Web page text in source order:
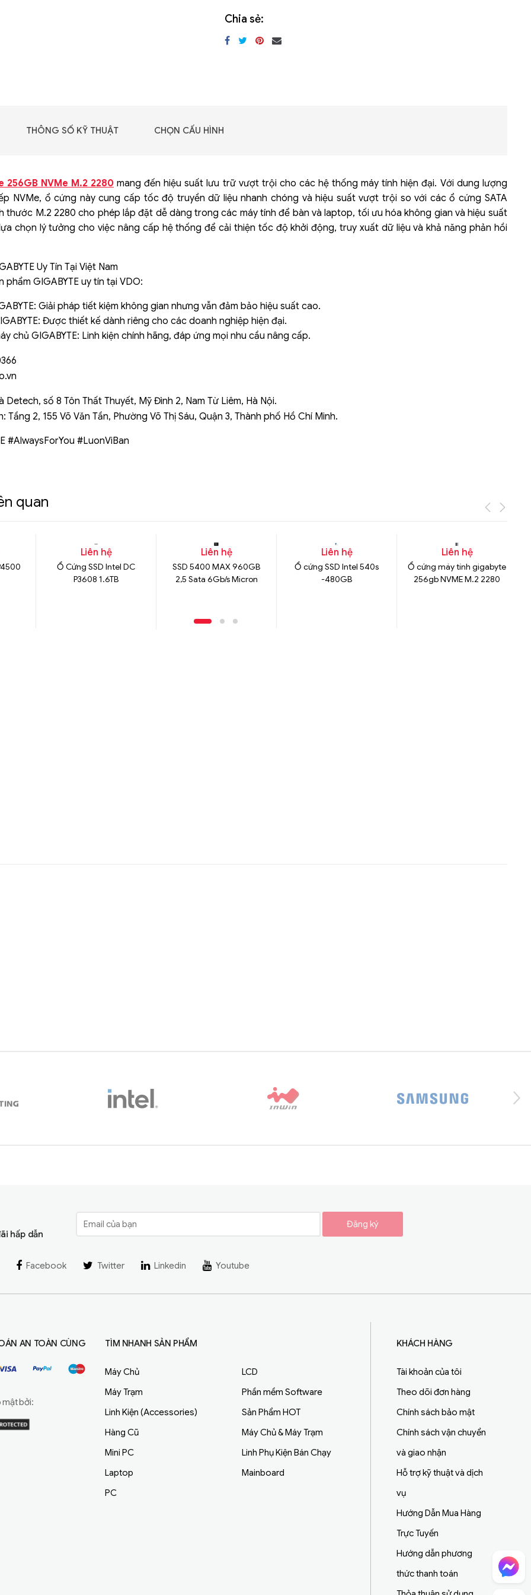
Chia sẻ:
THÔNG SỐ KỸ THUẬT CHỌN CẤU HÌNH
256GB NVMe M.2 2280 mang đến hiệu suất lưu trữ vượt trội cho các hệ thống máy tính hiện đại. Với dung lượng
NVMe, ổ cứng này cung cấp tốc độ truyền dữ liệu nhanh chóng và hiệu suất vượt trội so với các ổ cứng SATA
thước M.2 2280 cho phép lắp đặt dễ dàng trong các máy tính để bàn và laptop, tối ưu hóa không gian và hiệu suất
chọn lý tưởng cho việc nâng cấp hệ thống để cải thiện tốc độ khởi động, truy xuất dữ liệu và khả năng phản hồi
Uy Tín Tại Việt Nam
phẩm GIGABYTE uy tín tại VDO:
Giải pháp tiết kiệm không gian nhưng vẫn đảm bảo hiệu suất cao.
Được thiết kế dành riêng cho các doanh nghiệp hiện đại.
chủ GIGABYTE: Linh kiện chính hãng, đáp ứng mọi nhu cầu nâng cấp.
Detech, số 8 Tôn Thất Thuyết, Mỹ Đình 2, Nam Từ Liêm, Hà Nội.
Tầng 2, 155 Võ Văn Tần, Phường Võ Thị Sáu, Quận 3, Thành phố Hồ Chí Minh.
#AlwaysForYou #LuonViBan
quan
Liên hệ
Ổ Cứng SSD Intel DC
P3608 1.6TB
Liên hệ
SSD 5400 MAX 960GB
2,5 Sata 6Gb/s Micron
Liên hệ
Ổ cứng SSD Intel 540s
-480GB
Liên hệ
Ổ cứng máy tính gigabyte
256gb NVME M.2 2280
hấp dẫn
Đăng ký
Facebook Twitter Linkedin Youtube
AN TOÀN CÙNG
bởi:
TÌM NHANH SẢN PHẨM
Máy Chủ
Máy Trạm
Linh Kiện (Accessories)
Hàng Cũ
Mini PC
Laptop
PC
LCD
Phần mềm Software
Sản Phẩm HOT
Máy Chủ & Máy Trạm
Linh Phụ Kiện Bán Chạy
Mainboard
KHÁCH HÀNG
Tài khoản của tôi
Theo dõi đơn hàng
Chính sách bảo mật
Chính sách vận chuyển
và giao nhận
Hỗ trợ kỹ thuật và dịch
vụ
Hướng Dẫn Mua Hàng
Trực Tuyến
Hướng dẫn phương
thức thanh toánChat Facebook